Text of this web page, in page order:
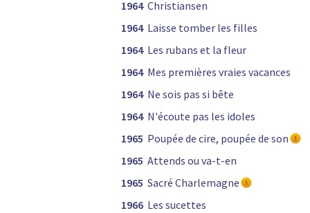
1964 Christiansen
1964 Laisse tomber les filles
1964 Les rubans et la fleur
1964 Mes premières vraies vacances
1964 Ne sois pas si bête
1964 N'écoute pas les idoles
1965 Poupée de cire, poupée de son
1965 Attends ou va-t-en
1965 Sacré Charlemagne
1966 Les sucettes